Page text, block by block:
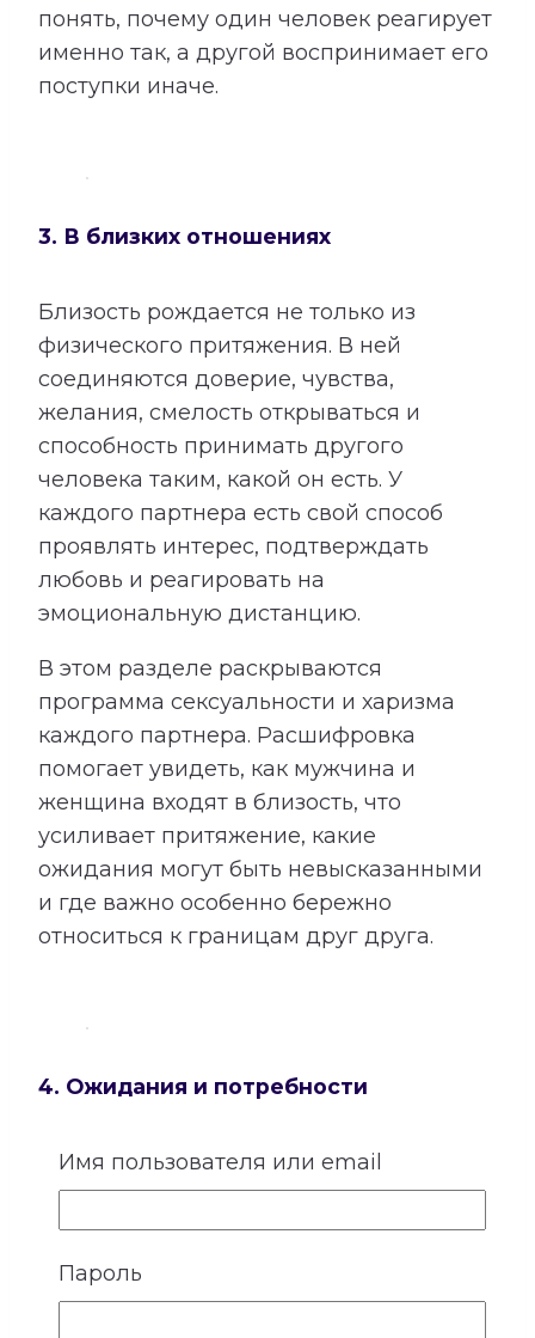
понять, почему один человек реагирует
именно так, а другой воспринимает его
поступки иначе.
3. В близких отношениях
Близость рождается не только из
физического притяжения. В ней
соединяются доверие, чувства,
желания, смелость открываться и
способность принимать другого
человека таким, какой он есть. У
каждого партнера есть свой способ
проявлять интерес, подтверждать
любовь и реагировать на
эмоциональную дистанцию.
В этом разделе раскрываются
программа сексуальности и харизма
каждого партнера. Расшифровка
помогает увидеть, как мужчина и
женщина входят в близость, что
усиливает притяжение, какие
ожидания могут быть невысказанными
и где важно особенно бережно
относиться к границам друг друга.
4. Ожидания и потребности
У каждого человека существует
собственное представление о любви,
заботе и роли партнера. Кто-то
особенно нуждается в надежности и
стабильности, кому-то важны свобода,
Имя пользователя или email
Пароль